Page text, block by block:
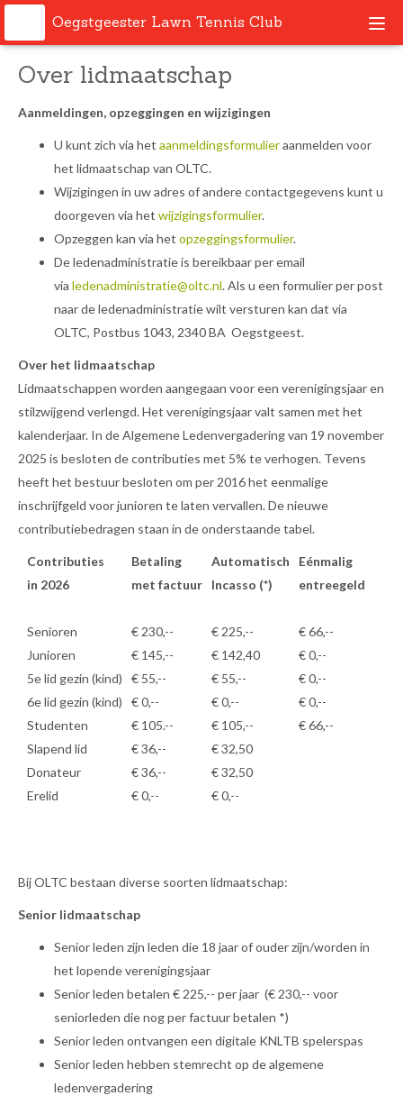
Oegstgeester Lawn Tennis Club
Over lidmaatschap
Aanmeldingen, opzeggingen en wijzigingen
U kunt zich via het aanmeldingsformulieraanmelden voor
het lidmaatschap van OLTC.
Wijzigingen in uw adres of andere contactgegevens kunt u
doorgeven via het wijzigingsformulier.
Opzeggen kan via het opzeggingsformulier.
De ledenadministratie is bereikbaar per email
via ledenadministratie@oltc.nl. Als u een formulier per post
naar de ledenadministratie wilt versturen kan dat via
OLTC, Postbus 1043, 2340 BA Oegstgeest.
Over het lidmaatschap
Lidmaatschappen worden aangegaan voor een verenigingsjaar en
stilzwijgend verlengd. Het verenigingsjaar valt samen met het
kalenderjaar. In de Algemene Ledenvergadering van 19 november
2025 is besloten de contributies met 5% te verhogen. Tevens
heeft het bestuur besloten om per 2016 het eenmalige
inschrijfgeld voor junioren te laten vervallen. De nieuwe
contributiebedragen staan in de onderstaande tabel.
Contributies
in 2026
Betaling
met factuur
Automatisch
Incasso (*)
Eénmalig
entreegeld
Senioren € 230,-- € 225,--
€ 66,--
Junioren
€ 145,-- € 142,40
€ 0,--
5e lid gezin (kind)
€ 55,-- € 55,--
€ 0,--
6e lid gezin (kind)
€ 0,-- € 0,--
€ 0,--
Studenten
€ 105.-- € 105,--
€ 66,--
Slapend lid
€ 36,--
€ 32,50
Donateur
€ 36,--
€ 32,50
Erelid
€ 0,-- € 0,--
Bij OLTC bestaan diverse soorten lidmaatschap:
Senior lidmaatschap
Senior leden zijn leden die 18 jaar of ouder zijn/worden in
het lopende verenigingsjaar
Senior leden betalen € 225,-- per jaar (€ 230,-- voor
seniorleden die nog per factuur betalen *)
Senior leden ontvangen een digitale KNLTB spelerspas
Senior leden hebben stemrecht op de algemene
ledenvergadering